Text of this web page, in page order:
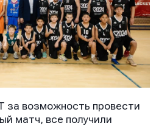
возможность провести
матч, все получили